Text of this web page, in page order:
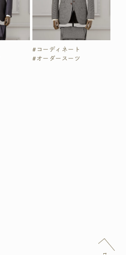
#コーディネート
#オーダースーツ